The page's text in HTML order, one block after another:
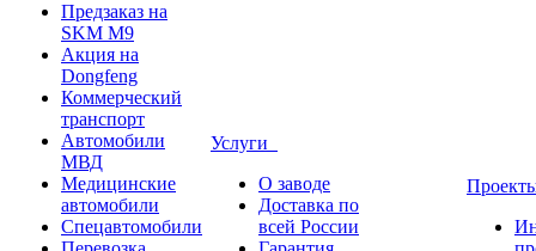
Предзаказ на
SKM M9
Акция на
Dongfeng
Коммерческий
транспорт
Автомобили
МВД
Медицинские
автомобили
Спецавтомобили
Услуги
О заводе
Доставка по
всей России